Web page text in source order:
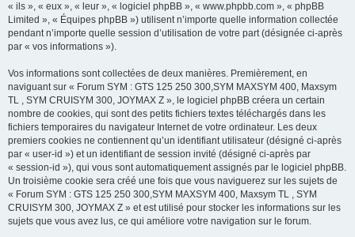
« ils », « eux », « leur », « logiciel phpBB », « www.phpbb.com », « phpBB
Limited », « Équipes phpBB ») utilisent n’importe quelle information collectée
pendant n’importe quelle session d’utilisation de votre part (désignée ci-après
par « vos informations »).
Vos informations sont collectées de deux manières. Premièrement, en
naviguant sur « Forum SYM : GTS 125 250 300,SYM MAXSYM 400, Maxsym
TL , SYM CRUISYM 300, JOYMAX Z », le logiciel phpBB créera un certain
nombre de cookies, qui sont des petits fichiers textes téléchargés dans les
fichiers temporaires du navigateur Internet de votre ordinateur. Les deux
premiers cookies ne contiennent qu’un identifiant utilisateur (désigné ci-après
par « user-id ») et un identifiant de session invité (désigné ci-après par
« session-id »), qui vous sont automatiquement assignés par le logiciel phpBB.
Un troisième cookie sera créé une fois que vous naviguerez sur les sujets de
« Forum SYM : GTS 125 250 300,SYM MAXSYM 400, Maxsym TL , SYM
CRUISYM 300, JOYMAX Z » et est utilisé pour stocker les informations sur les
sujets que vous avez lus, ce qui améliore votre navigation sur le forum.